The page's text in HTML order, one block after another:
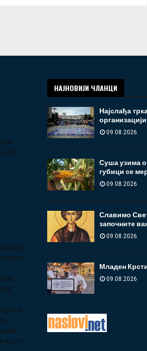
НАЈНОВИЈИ ЧЛАНЦИ
Најслађа
09.08.2026
Суша узима
губици се
09.08.2026
Славимо
започните
09.08.2026
Младен
09.08.2026